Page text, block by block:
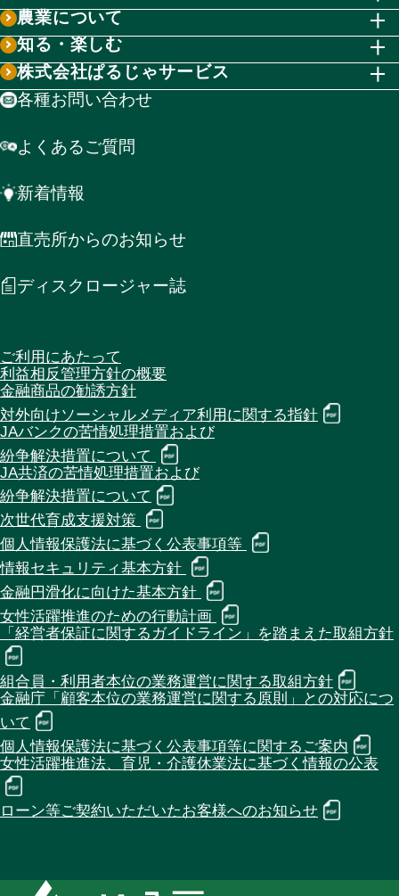
農業について
知る・楽しむ
株式会社ぱるじゃサービス
各種お問い合わせ
よくあるご質問
新着情報
直売所からのお知らせ
ディスクロージャー誌
ご利用にあたって
利益相反管理方針の概要
金融商品の勧誘方針
対外向けソーシャルメディア利用に関する指針
JAバンクの苦情処理措置および
紛争解決措置について
JA共済の苦情処理措置および
紛争解決措置について
次世代育成支援対策
個人情報保護法に基づく公表事項等
情報セキュリティ基本方針
金融円滑化に向けた基本方針
女性活躍推進のための行動計画
「経営者保証に関するガイドライン」を踏まえた取組方針
組合員・利用者本位の業務運営に関する取組方針
金融庁「顧客本位の業務運営に関する原則」との対応につ
いて
個人情報保護法に基づく公表事項等に関するご案内
女性活躍推進法、育児・介護休業法に基づく情報の公表
ローン等ご契約いただいたお客様へのお知らせ